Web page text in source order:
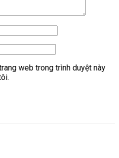
web trong trình duyệt này